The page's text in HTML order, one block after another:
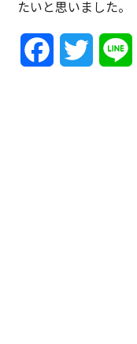
たいと思いました。
FacebookTwitter